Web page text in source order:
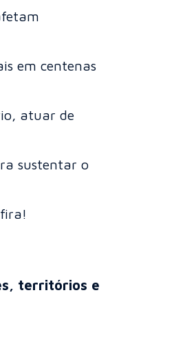
em centenas
atuar de
sustentar o
territórios e